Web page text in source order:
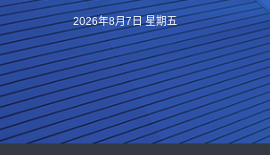
2026年8月7日 星期五